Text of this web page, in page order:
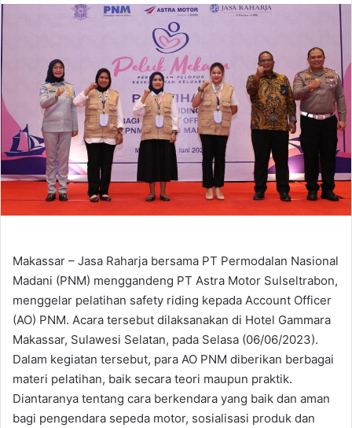
email
Makassar – Jasa Raharja bersama PT Permodalan Nasional
Madani (PNM) menggandeng PT Astra Motor Sulseltrabon,
menggelar pelatihan safety riding kepada Account Officer
(AO) PNM. Acara tersebut dilaksanakan di Hotel Gammara
Makassar, Sulawesi Selatan, pada Selasa (06/06/2023).
Dalam kegiatan tersebut, para AO PNM diberikan berbagai
materi pelatihan, baik secara teori maupun praktik.
Diantaranya tentang cara berkendara yang baik dan aman
bagi pengendara sepeda motor, sosialisasi produk dan